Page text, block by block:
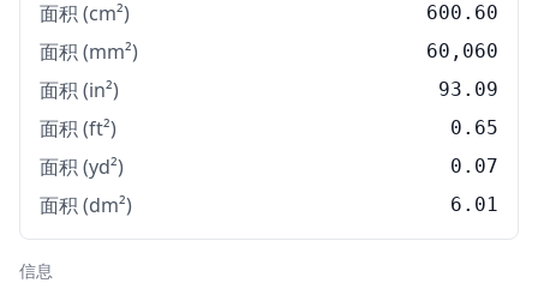
面积 (cm²) 600.60
面积 (mm²) 60,060
面积 (in²) 93.09
面积 (ft²) 0.65
面积 (yd²) 0.07
面积 (dm²) 6.01
信息